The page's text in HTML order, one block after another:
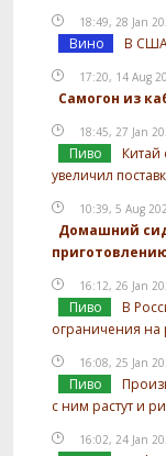
18:49, 28 Jan
Вино В США
17:20, 14 Aug
Самогон из
18:45, 27 Jan
Пиво
Китай
увеличил
10:39, 5 Aug
Домашний
16:12, 26 Jan
Пиво
В
ограничения на
16:08, 25 Jan
Пиво
с ним растут и
16:02, 24 Jan